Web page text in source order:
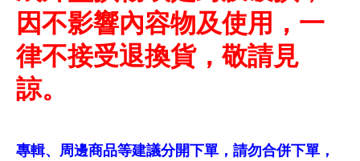
因不影響內容物及使用，一
律不接受退換貨，敬請見
諒。
專輯、周邊商品等建議分開下單，請勿合併下單，